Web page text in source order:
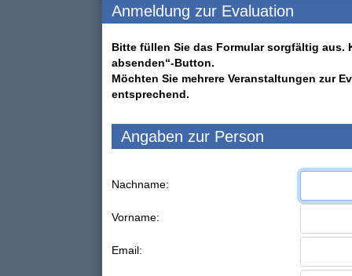
Anmeldung zur Evaluation
Bitte füllen Sie das Formular sorgfältig aus.
absenden“-Button.
Möchten Sie mehrere Veranstaltungen zur
entsprechend.
Angaben zur Person
Nachname:
Vorname:
Email: